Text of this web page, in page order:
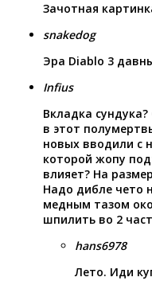
Зачотная
snakedog
Эра Diablo 3
Infius
Вкладка
в этот
новых вводили с
которой жопу
влияет? На
Надо дибле чето
медным тазом
шпилить во 2
hans6978
Лето. Иди